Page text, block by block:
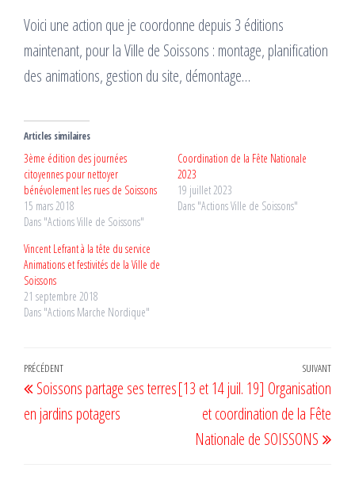
Voici une action que je coordonne depuis 3 éditions
maintenant, pour la Ville de Soissons : montage, planification
des animations, gestion du site, démontage…
Articles similaires
3ème édition des journées
citoyennes pour nettoyer
bénévolement les rues de Soissons
15 mars 2018
Dans "Actions Ville de Soissons"
Coordination de la Fête Nationale
2023
19 juillet 2023
Dans "Actions Ville de Soissons"
Vincent Lefrant à la tête du service
Animations et festivités de la Ville de
Soissons
21 septembre 2018
Dans "Actions Marche Nordique"
Navigation
de
l’article
Article
précédent
PRÉCÉDENT
Soissons partage ses terres
en jardins potagers
SUIVANT
[13 et 14 juil. 19] Organisation
et coordination de la Fête
Nationale de SOISSONS